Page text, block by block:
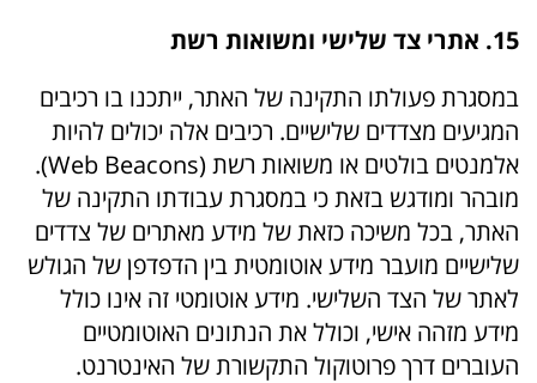
15. אתרי צד שלישי ומשואות רשת
במסגרת פעולתו התקינה של האתר, ייתכנו בו רכיבים
המגיעים מצדדים שלישיים. רכיבים אלה יכולים להיות
אלמנטים בולטים או משואות רשת (Web Beacons).
מובהר ומודגש בזאת כי במסגרת עבודתו התקינה של
האתר, בכל משיכה כזאת של מידע מאתרים של צדדים
שלישיים מועבר מידע אוטומטית בין הדפדפן של הגולש
לאתר של הצד השלישי. מידע אוטומטי זה אינו כולל
מידע מזהה אישי, וכולל את הנתונים האוטומטיים
העוברים דרך פרוטוקול התקשורת של האינטרנט.